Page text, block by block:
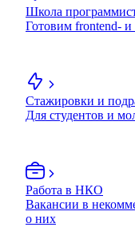
Школа
Готовим frontend- и
Стажировки и
Для студентов и
Работа в НКО
Вакансии в
о них